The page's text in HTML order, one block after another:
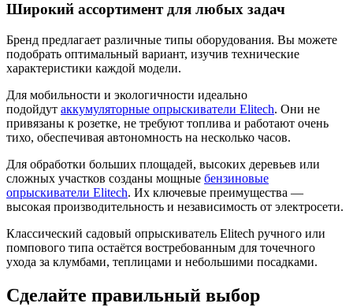
Широкий ассортимент для любых задач
Бренд предлагает различные типы оборудования. Вы можете
подобрать оптимальный вариант, изучив технические
характеристики каждой модели.
Для мобильности и экологичности идеально
подойдут аккумуляторные опрыскиватели Elitech. Они не
привязаны к розетке, не требуют топлива и работают очень
тихо, обеспечивая автономность на несколько часов.
Для обработки больших площадей, высоких деревьев или
сложных участков созданы мощные бензиновые
опрыскиватели Elitech. Их ключевые преимущества —
высокая производительность и независимость от электросети.
Классический садовый опрыскиватель Elitech ручного или
помпового типа остаётся востребованным для точечного
ухода за клумбами, теплицами и небольшими посадками.
Сделайте правильный выбор